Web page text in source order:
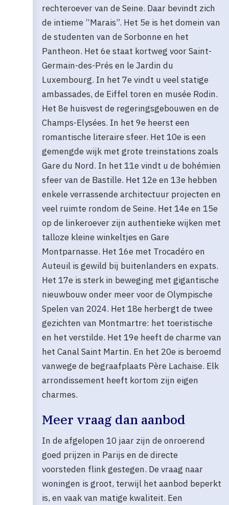
rechteroever van de Seine. Daar bevindt zich
de intieme “Marais”. Het 5e is het domein van
de studenten van de Sorbonne en het
Pantheon. Het 6e staat kortweg voor Saint-
Germain-des-Prés en le Jardin du
Luxembourg. In het 7e vindt u veel statige
ambassades, de Eiffel toren en musée Rodin.
Het 8e huisvest de regeringsgebouwen en de
Champs-Elysées. In het 9e heerst een
romantische literaire sfeer. Het 10e is een
gemengde wijk met grote treinstations zoals
Gare du Nord. In het 11e vindt u de bohémien
sfeer van de Bastille. Het 12e en 13e hebben
enkele verrassende architectuur projecten en
veel ruimte rondom de Seine. Het 14e en 15e
op de linkeroever zijn authentieke wijken met
talloze kleine winkeltjes en Gare
Montparnasse. Het 16e met Trocadéro en
Auteuil is gewild bij buitenlanders en expats.
Het 17e is sterk in beweging met gigantische
nieuwbouw onder meer voor de Olympische
Spelen van 2024. Het 18e herbergt de twee
gezichten van Montmartre: het toeristische
en het verstilde. Het 19e heeft de charme van
het Canal Saint Martin. En het 20e is beroemd
vanwege de begraafplaats Père Lachaise. Elk
arrondissement heeft kortom zijn eigen
charmes.
Meer vraag dan aanbod
In de afgelopen 10 jaar zijn de onroerend
goed prijzen in Parijs en de directe
voorsteden flink gestegen. De vraag naar
woningen is groot, terwijl het aanbod beperkt
is, en vaak van matige kwaliteit. Een